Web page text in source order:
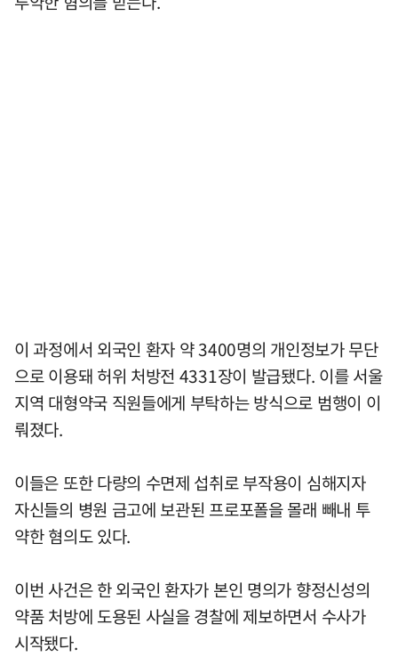
이 과정에서 외국인 환자 약 3400명의 개인정보가 무단
으로 이용돼 허위 처방전 4331장이 발급됐다. 이를 서울
지역 대형약국 직원들에게 부탁하는 방식으로 범행이 이
뤄졌다.
이들은 또한 다량의 수면제 섭취로 부작용이 심해지자
자신들의 병원 금고에 보관된 프로포폴을 몰래 빼내 투
약한 혐의도 있다.
이번 사건은 한 외국인 환자가 본인 명의가 향정신성의
약품 처방에 도용된 사실을 경찰에 제보하면서 수사가
시작됐다.